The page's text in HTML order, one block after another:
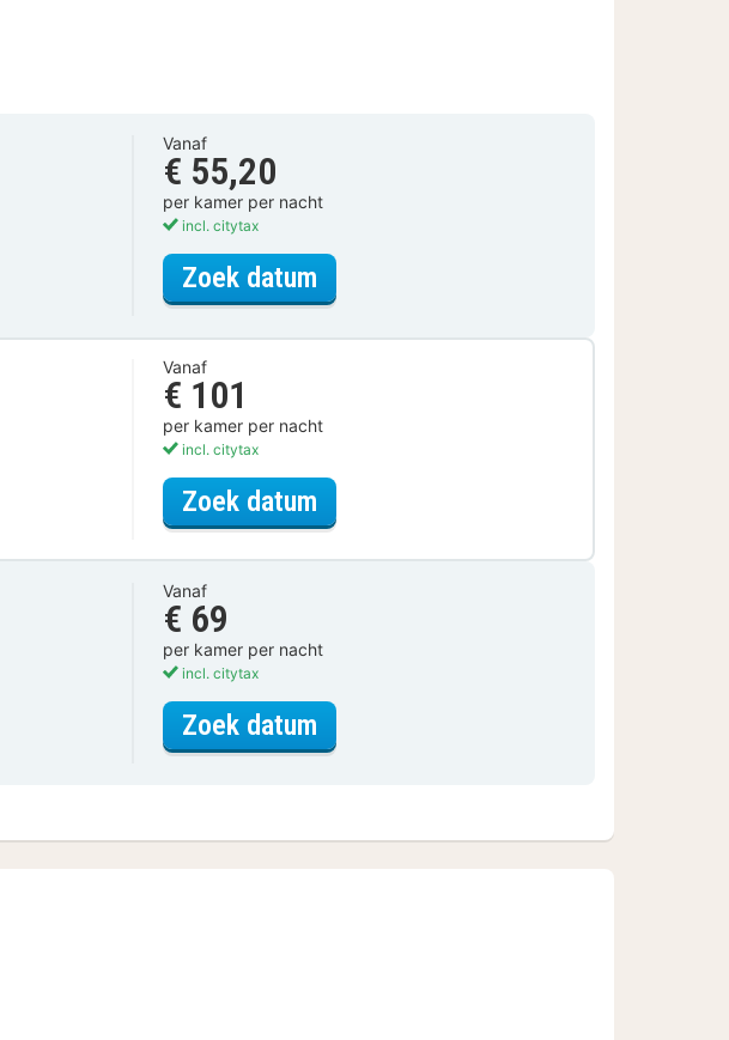
Vanaf
€ 55,20
per kamer per nacht
incl. citytax
Zoek datum
Vanaf
€ 101
per kamer per nacht
incl. citytax
Zoek datum
Vanaf
€ 69
per kamer per nacht
incl. citytax
Zoek datum